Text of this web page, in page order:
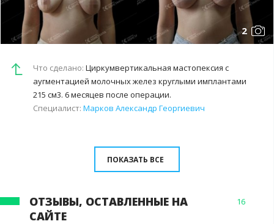
2
Что сделано: Циркумвертикальная мастопексия с
аугментацией молочных желез круглыми имплантами
215 см3. 6 месяцев после операции.
Специалист: Марков Александр Георгиевич
ПОКАЗАТЬ ВСЕ
ОТЗЫВЫ, ОСТАВЛЕННЫЕ НА
САЙТЕ
16